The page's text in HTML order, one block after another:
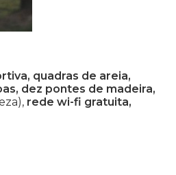
quadras de areia,
dez pontes de madeira,
rede wi-fi gratuita,